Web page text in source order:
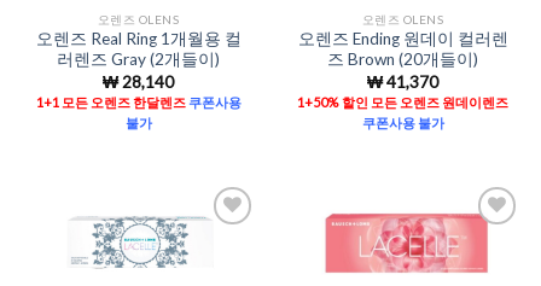
오렌즈 OLENS
오렌즈 Real Ring 1개월용 컬
러렌즈 Gray (2개들이)
₩28,140
1+1 모든 오렌즈 한달렌즈쿠폰사용
불가
오렌즈 OLENS
오렌즈 Ending 원데이 컬러렌
즈 Brown (20개들이)
₩41,370
1+50% 할인 모든 오렌즈 원데이렌즈
쿠폰사용 불가
Add to
Wishlist